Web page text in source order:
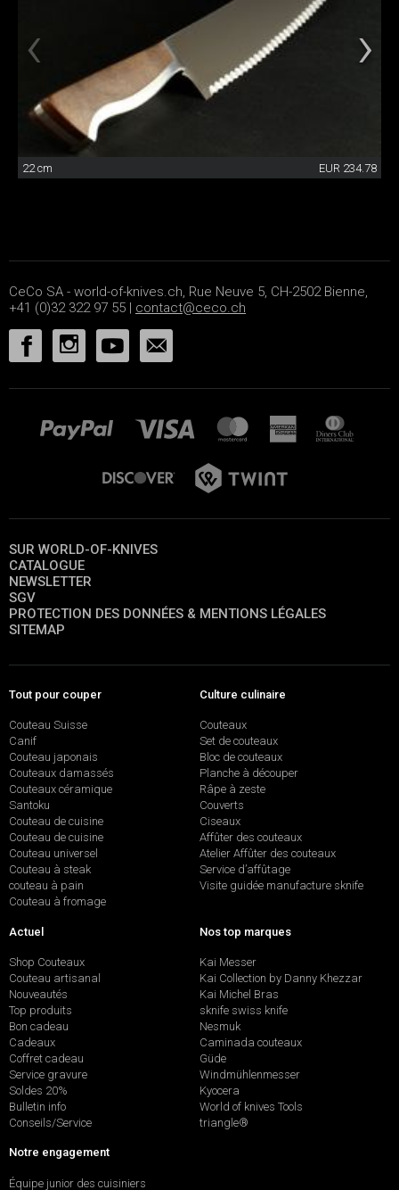
22 cm EUR 234.78
CeCo SA - world-of-knives.ch, Rue Neuve 5, CH-2502 Bienne,
+41 (0)32 322 97 55 | contact@ceco.ch
SUR WORLD-OF-KNIVES
CATALOGUE
NEWSLETTER
SGV
PROTECTION DES DONNÉES & MENTIONS LÉGALES
SITEMAP
Tout pour couper
Couteau Suisse
Canif
Couteau japonais
Couteaux damassés
Couteaux céramique
Santoku
Couteau de cuisine
Couteau de cuisine
Couteau universel
Couteau à steak
couteau à pain
Couteau à fromage
Culture culinaire
Couteaux
Set de couteaux
Bloc de couteaux
Planche à découper
Râpe à zeste
Couverts
Ciseaux
Affûter des couteaux
Atelier Affûter des couteaux
Service d’affûtage
Visite guidée manufacture sknife
Actuel
Shop Couteaux
Couteau artisanal
Nouveautés
Top produits
Bon cadeau
Cadeaux
Coffret cadeau
Service gravure
Soldes 20%
Bulletin info
Conseils/Service
Nos top marques
Kai Messer
Kai Collection by Danny Khezzar
Kai Michel Bras
sknife swiss knife
Nesmuk
Caminada couteaux
Güde
Windmühlenmesser
Kyocera
World of knives Tools
triangle®
Notre engagement
Équipe junior des cuisiniers